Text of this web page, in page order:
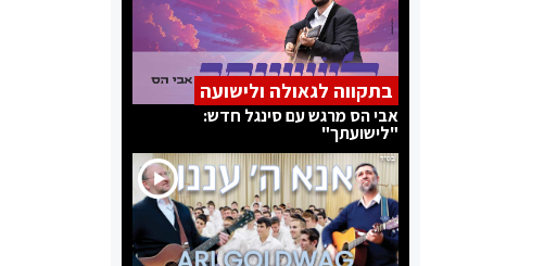
בתקווה לגאולה ולישועה
אבי הס מרגש עם סינגל חדש:
"לישועתך"